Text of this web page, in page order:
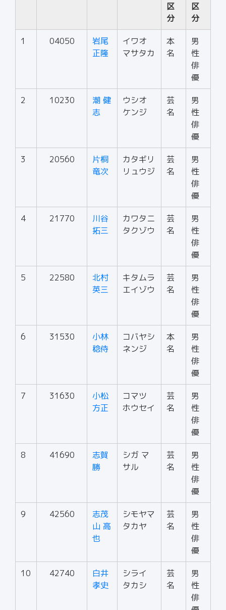
区
分
区
分
1 04050
岩尾
正隆
イワオ
マサタカ
本
名
男
性
俳
優
2 10230
潮 健
志
ウシオ
ケンジ
芸
名
男
性
俳
優
3 20560
片桐
竜次
カタギリ
リュウジ
芸
名
男
性
俳
優
4 21770
川谷
拓三
カワタニ
タクゾウ
芸
名
男
性
俳
優
5 22580
北村
英三
キタムラ
エイゾウ
芸
名
男
性
俳
優
6 31530
小林
稔侍
コバヤシ
ネンジ
本
名
男
性
俳
優
7 31630
小松
方正
コマツ
ホウセイ
芸
名
男
性
俳
優
8 41690
志賀
勝
シガ マ
サル
芸
名
男
性
俳
優
9 42560
志茂
山 高
也
シモヤマ
タカヤ
芸
名
男
性
俳
優
10 42740
白井
孝史
シライ
タカシ
芸
名
男
性
俳